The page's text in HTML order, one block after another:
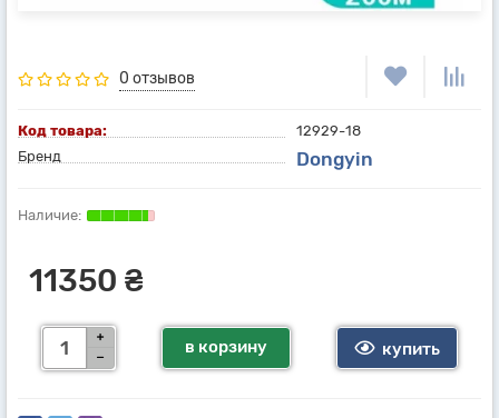
0 отзывов
Код товара:
12929-18
Бренд
Dongyin
11350 ₴
в корзину купить